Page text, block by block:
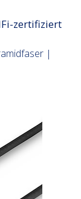
zertifiziert
|